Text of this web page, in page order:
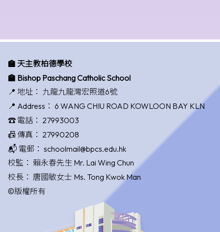
🏫 天主教柏德學校
🏫 Bishop Paschang Catholic School
📍 地址： 九龍九龍灣宏照道6號
📍 Address： 6 WANG CHIU ROAD KOWLOON BAY KLN
☎️ 電話： 27993003
📠 傳真： 27990208
📬 電郵： schoolmail@bpcs.edu.hk
校監： 賴永春先生 Mr. Lai Wing Chun
校長： 唐國敏女士 Ms. Tong Kwok Man
©版權所有